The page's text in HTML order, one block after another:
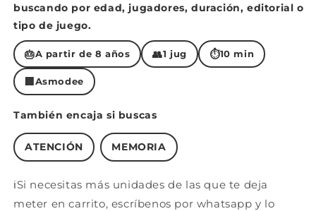
buscando por edad, jugadores, duración, editorial o
tipo de juego.
🎂A partir de 8 años 👥1 jug ⏱10 min
Asmodee
También encaja si buscas
ATENCIÓN MEMORIA
ℹ️Si necesitas más unidades de las que te deja
meter en carrito, escríbenos por whatsapp y lo